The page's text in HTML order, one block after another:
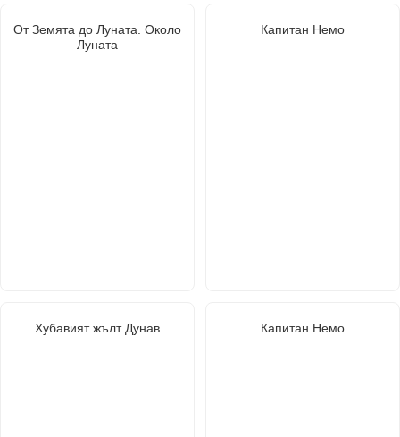
От Земята до Луната. Около
Луната
Капитан Немо
Хубавият жълт Дунав Капитан Немо